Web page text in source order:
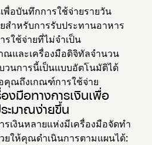
อบันทึกการใช้จ่ายรายวัน
สำหรับการรับประทานอาหาร
ใช้จ่ายที่ไม่จำเป็น
ณและเครื่องมือดิจิทัลจำนวน
วนการนี้เป็นแบบอัตโนมัติได้
คุณถึงเกณฑ์การใช้จ่าย
งมือทางการเงินเพื่อ
ะมาณง่ายขึ้น
เงินหลายแห่งมีเครื่องมือจัดทำ
ยให้คุณดำเนินการตามแผนได้: